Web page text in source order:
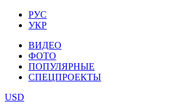
РУС
УКР
ВИДЕО
ФОТО
ПОПУЛЯРНЫЕ
СПЕЦПРОЕКТЫ
USD